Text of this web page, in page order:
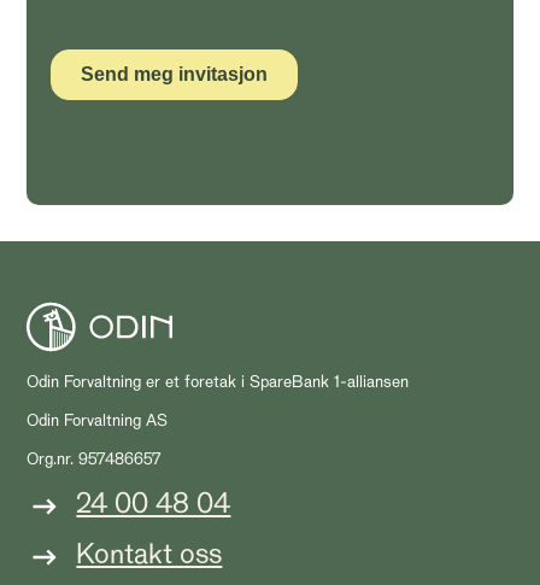
Odin Forvaltning er et foretak i SpareBank 1-alliansen
Odin Forvaltning AS
Org.nr. 957486657
24 00 48 04
Kontakt oss